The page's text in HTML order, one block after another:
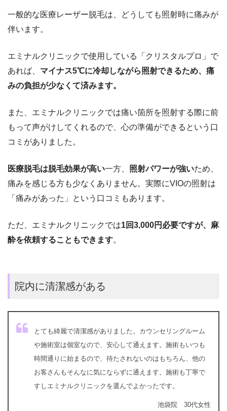
一般的な医療レーザー脱毛は、どうしても照射時に痛みが
伴います。
エミナルクリニックで使用している「クリスタルプロ」で
あれば、 マイナス5℃に冷却しながら照射できるため、痛
みの負担が少なくて済みます。
また、エミナルクリニックでは痛い箇所を照射する際に前
もって声がけしてくれるので、心の準備ができるという口
コミがありました。
医療脱毛は脱毛効果が高い一方、 照射パワーが強いため、
痛みを感じる方も少なくありません。実際にVIOの照射は
「痛みがあった」という口コミもあります。
ただ、エミナルクリニックでは1回3,000円必要ですが、麻
酔を依頼することもできます。
院内に清潔感がある
とても綺麗で清潔感がありました。カウンセリングルーム
や施術室は個室なので、安心して通えます。施術もいつも
時間通りに始まるので、待たされないのはもちろん、他の
お客さんもそんなに気にならずに通えます。施術も丁寧で
すしエミナルクリニックを選んでよかったです。
池袋院 30代女性